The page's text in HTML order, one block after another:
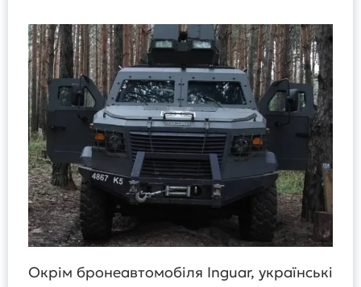
Окрім бронеавтомобіля Inguar, українські